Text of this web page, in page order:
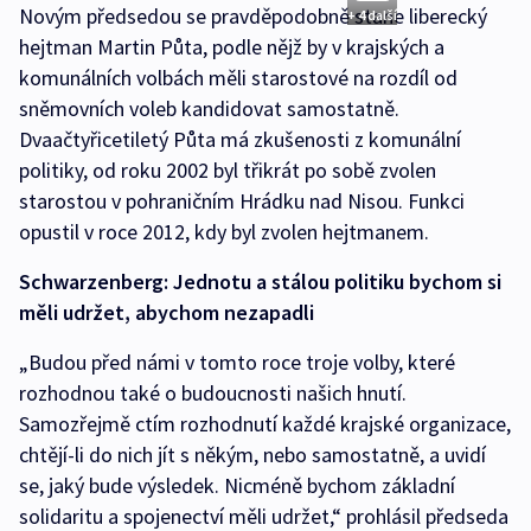
+ 4 další
Novým předsedou se pravděpodobně stane liberecký
hejtman Martin Půta, podle nějž by v krajských a
komunálních volbách měli starostové na rozdíl od
sněmovních voleb kandidovat samostatně.
Dvaačtyřicetiletý Půta má zkušenosti z komunální
politiky, od roku 2002 byl třikrát po sobě zvolen
starostou v pohraničním Hrádku nad Nisou. Funkci
opustil v roce 2012, kdy byl zvolen hejtmanem.
Schwarzenberg: Jednotu a stálou politiku bychom si
měli udržet, abychom nezapadli
„Budou před námi v tomto roce troje volby, které
rozhodnou také o budoucnosti našich hnutí.
Samozřejmě ctím rozhodnutí každé krajské organizace,
chtějí-li do nich jít s někým, nebo samostatně, a uvidí
se, jaký bude výsledek. Nicméně bychom základní
solidaritu a spojenectví měli udržet,“ prohlásil předseda